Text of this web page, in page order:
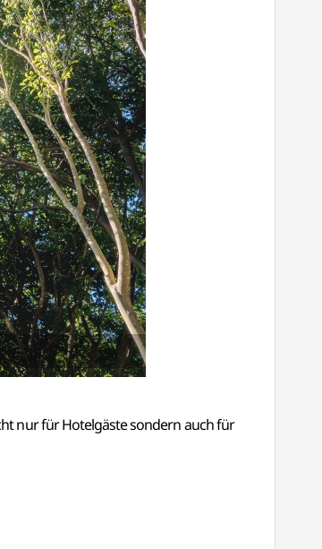
nur für Hotelgäste sondern auch für